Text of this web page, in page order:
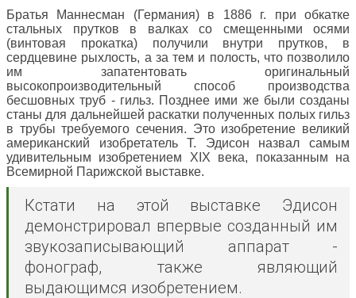
Братья Маннесман (Германия) в 1886 г. при обкатке
стальных прутков в валках со смещенными осями
(винтовая прокатка) получили внутри прутков, в
сердцевине рыхлость, а за тем и полость, что позволило
им запатентовать оригинальный
высокопроизводительный способ производства
бесшовных труб - гильз. Позднее ими же были созданы
станы для дальнейшей раскатки полученных полых гильз
в трубы требуемого сечения. Это изобретение великий
американский изобретатель Т. Эдисон назвал самым
удивительным изобретением XIX века, показанным на
Всемирной Парижской выставке.
Кстати на этой выставке Эдисон
демонстрировал впервые созданный им
звукозаписывающий аппарат -
фонограф, также являющий
выдающимся изобретением.